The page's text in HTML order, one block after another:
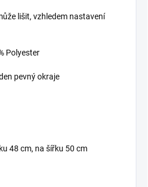
lišit, vzhledem nastavení
Polyester
pevný okraje
48 cm, na šířku 50 cm